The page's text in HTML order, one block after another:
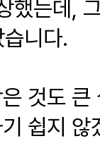
했는데,
니다.
것도
쉽지